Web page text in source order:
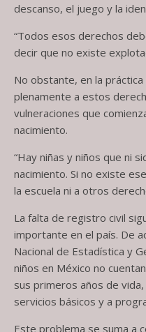
descanso, el juego y la
“Todos esos derechos
decir que no existe
No obstante, en la
plenamente a estos
vulneraciones que
nacimiento.
“Hay niñas y niños que ni
nacimiento. Si no existe
la escuela ni a otros
La falta de registro civil
importante en el país. De
Nacional de Estadística y
niños en México no
sus primeros años de
servicios básicos y a
Este problema se suma a